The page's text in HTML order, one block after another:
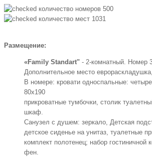
количество номеров 500
количество мест 1031
Размещение:
«Family Standart" - 2-комнатный. Номер
Дополнительное место
В номере: кровати односпальные:
80х190
прикроватные тумбочки, столик
шкаф.
Санузел с душем: зеркало, Детская
детское сиденье на унитаз, туалетные
комплект полотенец; набор гостиничной
фен.